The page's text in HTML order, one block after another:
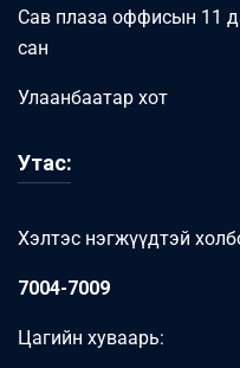
Сав плаза оффисын 11
сан
Улаанбаатар хот
Утас:
Хэлтэс нэгжүүдтэй
7004-7009
Цагийн хуваарь: